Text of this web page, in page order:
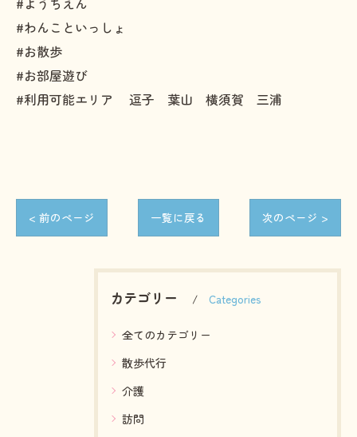
#わんこといっしょ
#お散歩
#お部屋遊び
#利用可能エリア 逗子 葉山 横須賀 三浦
< 前のページ 一覧に戻る 次のページ >
カテゴリー Categories
全てのカテゴリー
散歩代行
介護
訪問